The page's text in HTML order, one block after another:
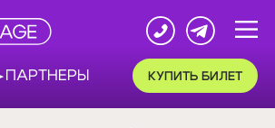
КУПИТЬ БИЛЕТ